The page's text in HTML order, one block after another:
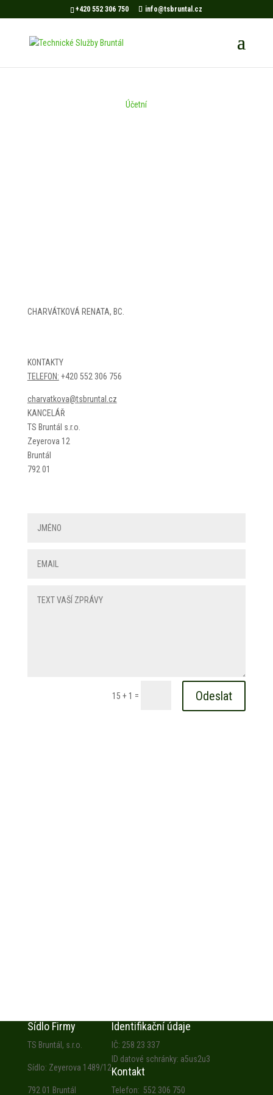
+420 552 306 750 info@tsbruntal.cz
Účetní
CHARVÁTKOVÁ RENATA, BC.
KONTAKTY
TELEFON: +420 552 306 756
charvatkova@tsbruntal.cz
KANCELÁŘ
TS Bruntál s.r.o.
Zeyerova 12
Bruntál
792 01
15 + 1 = Odeslat
Sídlo Firmy
TS Bruntál, s.r.o.
Sídlo: Zeyerova 1489/12
792 01 Bruntál
Identifikační údaje
IČ: 258 23 337
ID datové schránky: a5us2u3
Kontakt
Telefon: 552 306 750